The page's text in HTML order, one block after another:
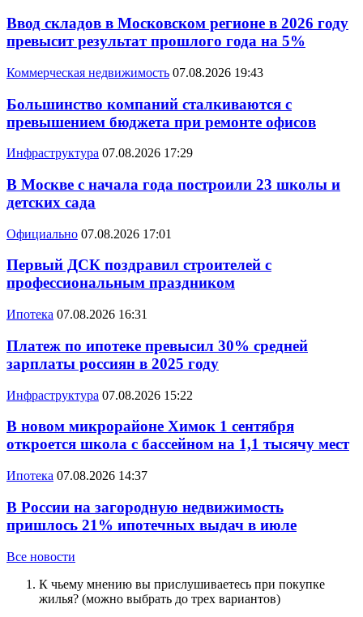
Ввод складов в Московском регионе в 2026 году
превысит результат прошлого года на 5%
Коммерческая недвижимость 07.08.2026 19:43
Большинство компаний сталкиваются с
превышением бюджета при ремонте офисов
Инфраструктура 07.08.2026 17:29
В Москве с начала года построили 23 школы и
детских сада
Официально 07.08.2026 17:01
Первый ДСК поздравил строителей с
профессиональным праздником
Ипотека 07.08.2026 16:31
Платеж по ипотеке превысил 30% средней
зарплаты россиян в 2025 году
Инфраструктура 07.08.2026 15:22
В новом микрорайоне Химок 1 сентября
откроется школа с бассейном на 1,1 тысячу мест
Ипотека 07.08.2026 14:37
В России на загородную недвижимость
пришлось 21% ипотечных выдач в июле
Все новости
К чьему мнению вы прислушиваетесь при покупке
жилья? (можно выбрать до трех вариантов)